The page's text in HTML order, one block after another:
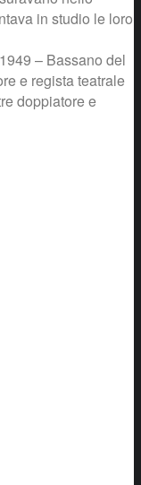
in studio le loro
– Bassano del
e regista teatrale
doppiatore e